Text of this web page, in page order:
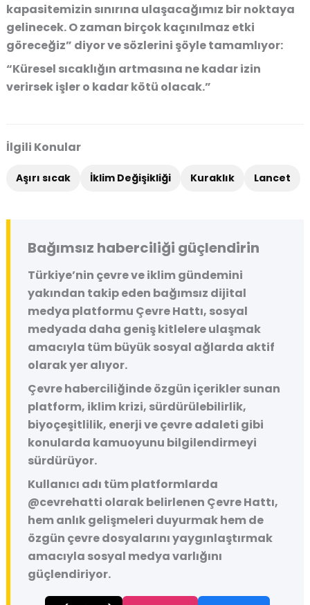
kapasitemizin sınırına ulaşacağımız bir noktaya
gelinecek. O zaman birçok kaçınılmaz etki
göreceğiz” diyor ve sözlerini şöyle tamamlıyor:
“Küresel sıcaklığın artmasına ne kadar izin
verirsek işler o kadar kötü olacak.”
İlgili Konular
Aşırı sıcak İklim Değişikliği Kuraklık Lancet
Bağımsız haberciliği güçlendirin
Türkiye’nin çevre ve iklim gündemini
yakından takip eden bağımsız dijital
medya platformu Çevre Hattı, sosyal
medyada daha geniş kitlelere ulaşmak
amacıyla tüm büyük sosyal ağlarda aktif
olarak yer alıyor.
Çevre haberciliğinde özgün içerikler sunan
platform, iklim krizi, sürdürülebilirlik,
biyoçeşitlilik, enerji ve çevre adaleti gibi
konularda kamuoyunu bilgilendirmeyi
sürdürüyor.
Kullanıcı adı tüm platformlarda
@cevrehatti olarak belirlenen Çevre Hattı,
hem anlık gelişmeleri duyurmak hem de
özgün çevre dosyalarını yaygınlaştırmak
amacıyla sosyal medya varlığını
güçlendiriyor.